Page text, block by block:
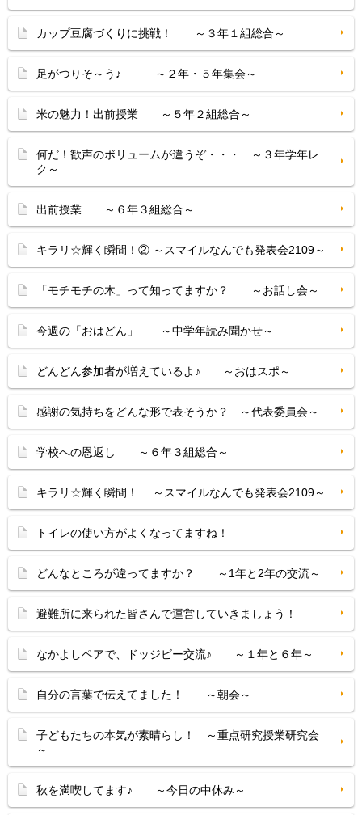
カップ豆腐づくりに挑戦！ ～３年１組総合～
足がつりそ～う♪ ～２年・５年集会～
米の魅力！出前授業 ～５年２組総合～
何だ！歓声のボリュームが違うぞ・・・ ～３年学年レ
ク～
出前授業 ～６年３組総合～
キラリ☆輝く瞬間！② ～スマイルなんでも発表会2109～
「モチモチの木」って知ってますか？ ～お話し会～
今週の「おはどん」 ～中学年読み聞かせ～
どんどん参加者が増えているよ♪ ～おはスポ～
感謝の気持ちをどんな形で表そうか？ ～代表委員会～
学校への恩返し ～６年３組総合～
キラリ☆輝く瞬間！ ～スマイルなんでも発表会2109～
トイレの使い方がよくなってますね！
どんなところが違ってますか？ ～1年と2年の交流～
避難所に来られた皆さんで運営していきましょう！
なかよしペアで、ドッジビー交流♪ ～１年と６年～
自分の言葉で伝えてました！ ～朝会～
子どもたちの本気が素晴らし！ ～重点研究授業研究会
～
秋を満喫してます♪ ～今日の中休み～